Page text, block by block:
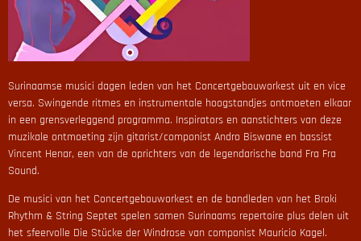
Surinaamse musici dagen leden van het Concertgebouworkest uit en vice
versa. Swingende ritmes en instrumentale hoogstandjes ontmoeten elkaar
in een grensverleggend programma. Inspirators en aanstichters van deze
muzikale ontmoeting zijn gitarist/componist Andro Biswane en bassist
Vincent Henar, een van de oprichters van de legendarische band Fra Fra
Sound.
De musici van het Concertgebouworkest en de bandleden van het Broki
Rhythm & String Septet spelen samen Surinaams repertoire plus delen uit
het sfeervolle Die Stücke der Windrose van componist Mauricio Kagel.